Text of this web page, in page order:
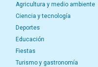
Agricultura y medio ambiente
Ciencia y tecnología
Deportes
Educación
Fiestas
Turismo y gastronomía